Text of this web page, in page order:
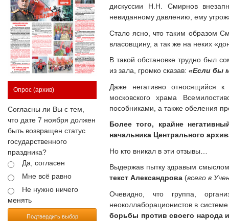
Опрос (архив)
Согласны ли Вы с тем,
что дате 7 ноября должен
быть возвращен статус
государственного
праздника?
Да, согласен
Мне всё равно
Не нужно ничего
менять
Подтвердить выбор
дискуссии Н.Н. Смирнов
невиданному давлению, ему
Стало ясно, что таким образом
власовщину, а так же на неких
В такой обстановке трудно был
из зала, громко сказав:«Если бы
Даже негативно относящийся
московского храма
пособниками, а также обеления
Более того, крайне
начальника Центрального
Но кто вникал в эти отзывы…
Выдержав пытку здравым
текст Александрова (всего в
Очевидно, что группа,
неоколлаборационистов в
борьбы против своего народа